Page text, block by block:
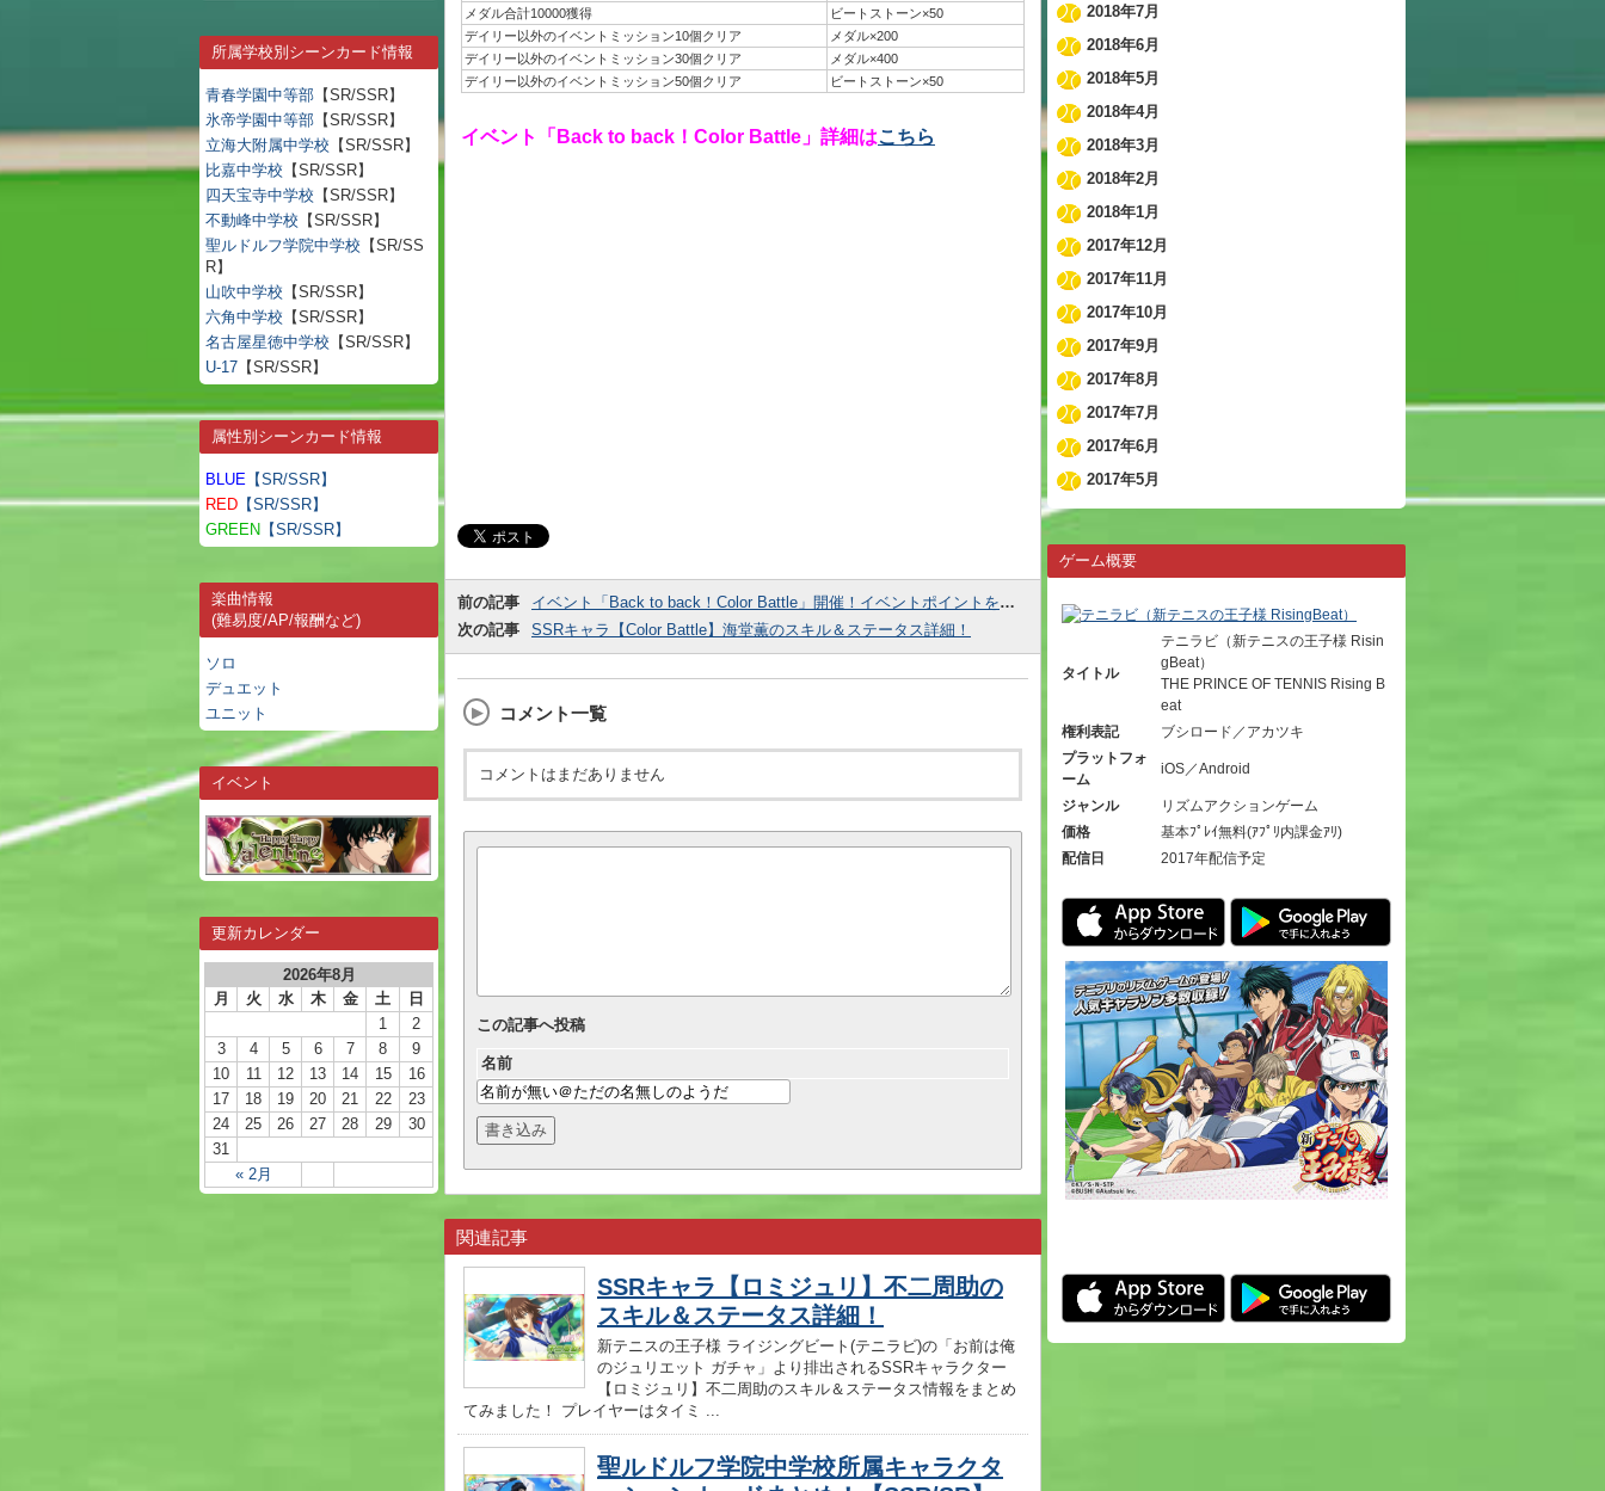
所属学校別シーンカード情報
青春学園中等部 【SR/SSR】
氷帝学園中等部 【SR/SSR】
立海大附属中学校 【SR/SSR】
比嘉中学校 【SR/SSR】
四天宝寺中学校 【SR/SSR】
不動峰中学校 【SR/SSR】
聖ルドルフ学院中学校 【SR/SS
R】
山吹中学校 【SR/SSR】
六角中学校 【SR/SSR】
名古屋星徳中学校 【SR/SSR】
U-17 【SR/SSR】
属性別シーンカード情報
BLUE 【SR/SSR】
RED 【SR/SSR】
GREEN 【SR/SSR】
楽曲情報
(難易度/AP/報酬など)
ソロ
デュエット
ユニット
イベント
更新カレンダー
2026年8月
月
火 水 木 金 土 日
« 2月
1
2
3
4 5 6 7 8
9
10
11 12 13 14 15
16
17
18 19 20 21 22
23
24
25 26 27 28 29
30
31
メダル合計10000獲得
ビートストーン×50
デイリー以外のイベントミッション10個クリア
メダル×200
デイリー以外のイベントミッション30個クリア
メダル×400
デイリー以外のイベントミッション50個クリア
ビートストーン×50
イベント「Back to back！Color Battle」詳細はこちら
前の記事
イベント「Back to back！Color Battle」開催！イベントポイントを集めて様々な報酬をゲットしよう！
次の記事
SSRキャラ【Color Battle】海堂薫のスキル＆ステータス詳細！
コメント一覧
コメントはまだありません
この記事へ投稿
名前
関連記事
SSRキャラ【ロミジュリ】不二周助の
スキル＆ステータス詳細！
新テニスの王子様 ライジングビート(テニラビ)の「お前は俺
のジュリエット ガチャ」より排出されるSSRキャラクター
【ロミジュリ】不二周助のスキル＆ステータス情報をまとめ
てみました！ プレイヤーはタイミ ...
聖ルドルフ学院中学校所属キャラクタ
2018年7月
2018年6月
2018年5月
2018年4月
2018年3月
2018年2月
2018年1月
2017年12月
2017年11月
2017年10月
2017年9月
2017年8月
2017年7月
2017年6月
2017年5月
ゲーム概要
タイトル
テニラビ（新テニスの王子様 Risin
gBeat）
THE PRINCE OF TENNIS Rising B
eat
権利表記
ブシロード／アカツキ
プラットフォ
ーム
iOS／Android
ジャンル
リズムアクションゲーム
価格
基本ﾌﾟﾚｲ無料(ｱﾌﾟﾘ内課金ｱﾘ)
配信日
2017年配信予定